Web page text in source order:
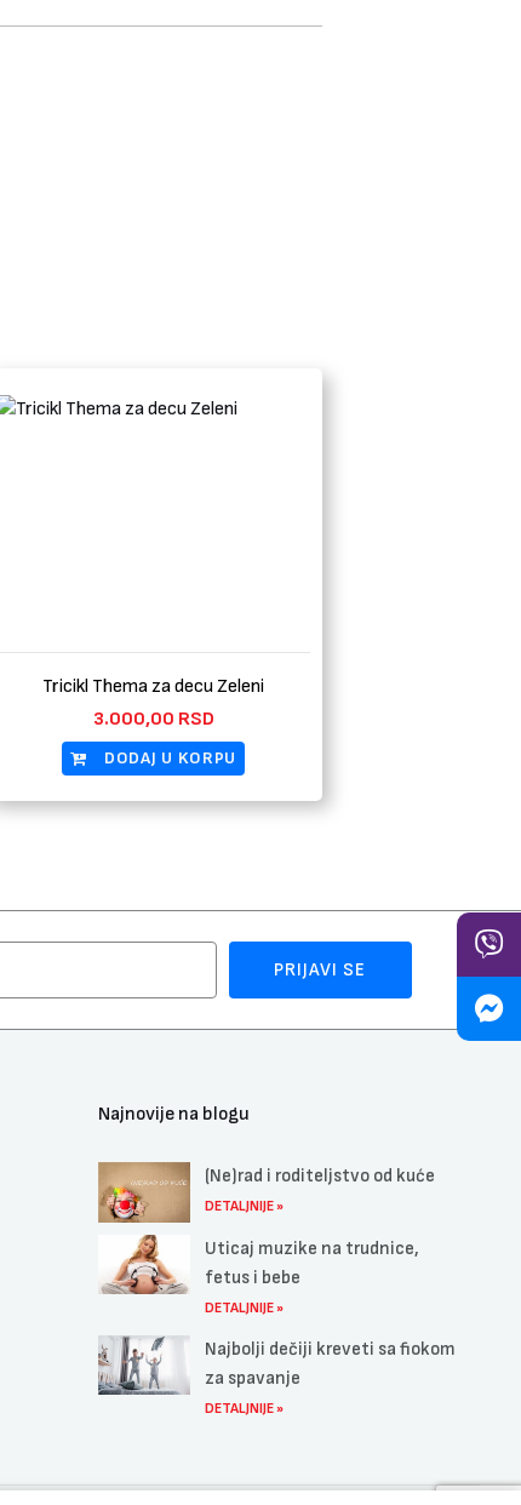
Tricikl Thema za decu Zeleni
3.000,00 RSD
DODAJ U KORPU
PRIJAVI SE
Najnovije na blogu
(Ne)rad i roditeljstvo od kuće
DETALJNIJE »
Uticaj muzike na trudnice,
fetus i bebe
DETALJNIJE »
Najbolji dečiji kreveti sa fiokom
za spavanje
DETALJNIJE »